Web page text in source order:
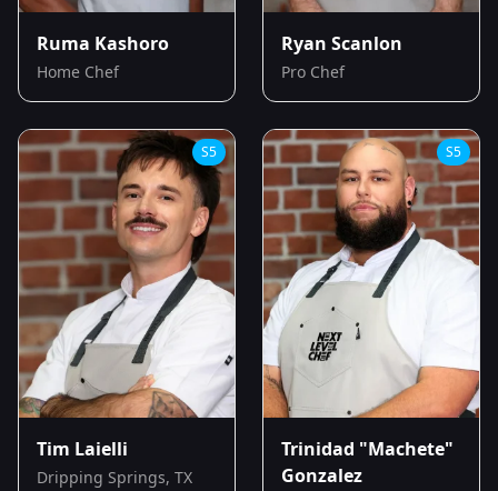
Ruma Kashoro
Home Chef
Ryan Scanlon
Pro Chef
S5
Tim Laielli
Dripping Springs, TX
S5
Trinidad "Machete"
Gonzalez